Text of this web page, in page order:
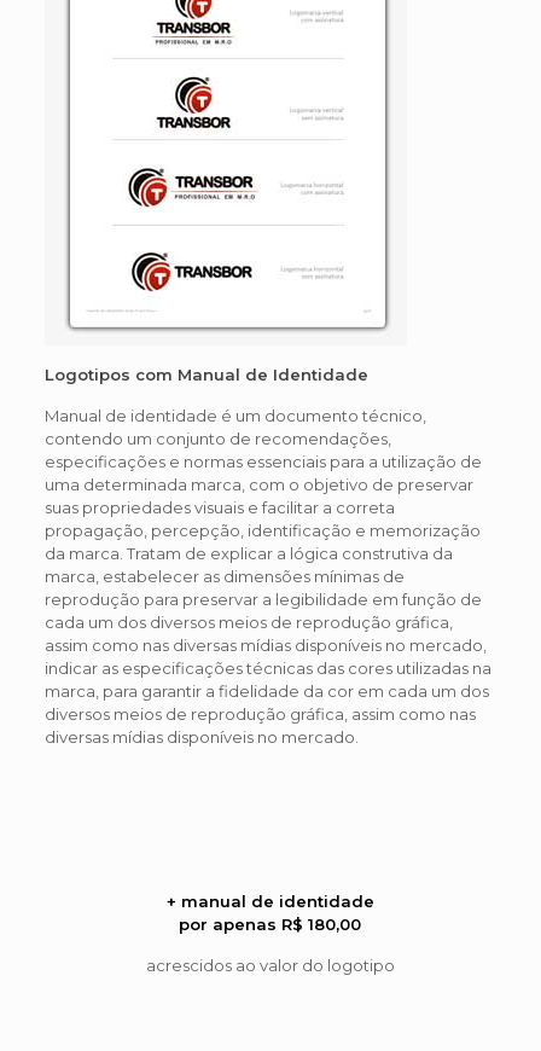
Logotipos com Manual de Identidade
Manual de identidade é um documento técnico,
contendo um conjunto de recomendações,
especificações e normas essenciais para a utilização de
uma determinada marca, com o objetivo de preservar
suas propriedades visuais e facilitar a correta
propagação, percepção, identificação e memorização
da marca. Tratam de explicar a lógica construtiva da
marca, estabelecer as dimensões mínimas de
reprodução para preservar a legibilidade em função de
cada um dos diversos meios de reprodução gráfica,
assim como nas diversas mídias disponíveis no mercado,
indicar as especificações técnicas das cores utilizadas na
marca, para garantir a fidelidade da cor em cada um dos
diversos meios de reprodução gráfica, assim como nas
diversas mídias disponíveis no mercado.
+ manual de identidade
por apenas R$ 180,00
acrescidos ao valor do logotipo